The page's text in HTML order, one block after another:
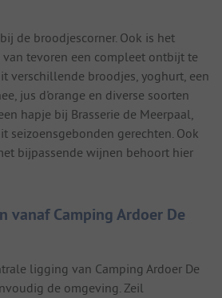
de broodjescorner. Ook is het
tevoren een compleet ontbijt te
verschillende broodjes, yoghurt, een
jus d'orange en diverse soorten
hapje bij Brasserie de Meerpaal,
seizoensgebonden gerechten. Ook
bijpassende wijnen behoort hier
vanaf Camping Ardoer De
ligging van Camping Ardoer De
de omgeving. Zeil